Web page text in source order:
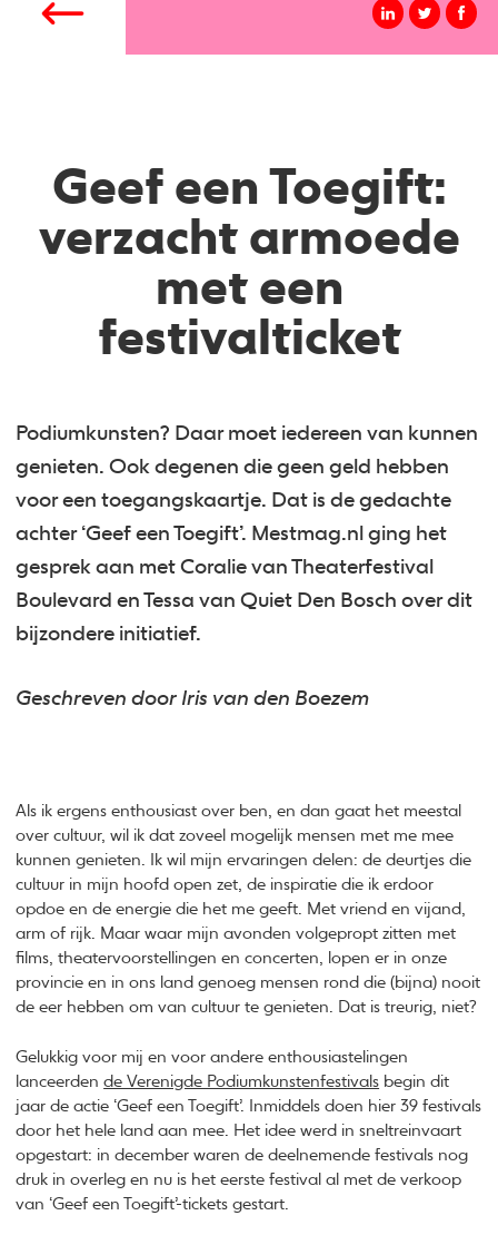
Geef een Toegift:
verzacht armoede
met een
festivalticket
Podiumkunsten? Daar moet iedereen van kunnen
genieten. Ook degenen die geen geld hebben
voor een toegangskaartje. Dat is de gedachte
achter ‘Geef een Toegift’. Mestmag.nl ging het
gesprek aan met Coralie van Theaterfestival
Boulevard en Tessa van Quiet Den Bosch over dit
bijzondere initiatief.
Geschreven door Iris van den Boezem
Als ik ergens enthousiast over ben, en dan gaat het meestal
over cultuur, wil ik dat zoveel mogelijk mensen met me mee
kunnen genieten. Ik wil mijn ervaringen delen: de deurtjes die
cultuur in mijn hoofd open zet, de inspiratie die ik erdoor
opdoe en de energie die het me geeft. Met vriend en vijand,
arm of rijk. Maar waar mijn avonden volgepropt zitten met
films, theatervoorstellingen en concerten, lopen er in onze
provincie en in ons land genoeg mensen rond die (bijna) nooit
de eer hebben om van cultuur te genieten. Dat is treurig, niet?
Gelukkig voor mij en voor andere enthousiastelingen
lanceerdende Verenigde Podiumkunstenfestivals begin dit
jaar de actie ‘Geef een Toegift’. Inmiddels doen hier 39 festivals
door het hele land aan mee. Het idee werd in sneltreinvaart
opgestart: in december waren de deelnemende festivals nog
druk in overleg en nu is het eerste festival al met de verkoop
van ‘Geef een Toegift’-tickets gestart.